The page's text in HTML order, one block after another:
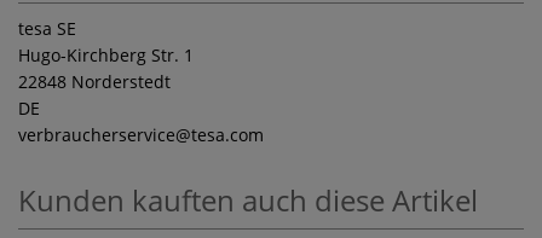
tesa SE
Hugo-Kirchberg Str. 1
22848 Norderstedt
DE
verbraucherservice@tesa.com
Kunden kauften auch diese Artikel